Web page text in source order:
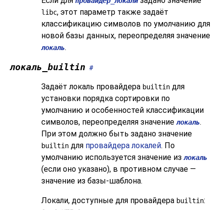
libc, этот параметр также задаёт
классификацию символов по умолчанию для
новой базы данных, переопределяя значение
локаль.
локаль_builtin #
Задаёт локаль провайдера builtin для
установки порядка сортировки по
умолчанию и особенностей классификации
символов, переопределяя значение локаль.
При этом должно быть задано значение
builtin для провайдера локалей. По
умолчанию используется значение из локаль
(если оно указано), в противном случае —
значение из базы-шаблона.
Локали, доступные для провайдера builtin: